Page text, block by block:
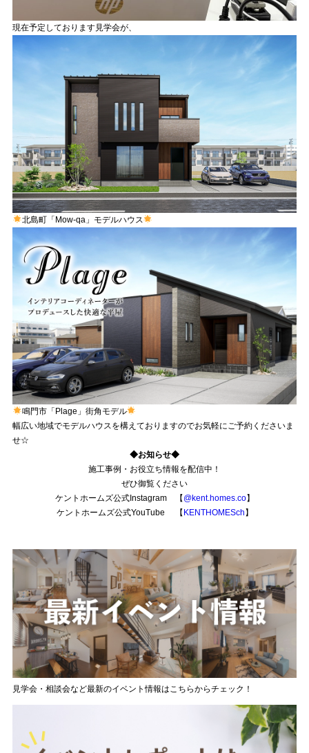
現在予定しております見学会が、
北島町「Mow-qa」モデルハウス
鳴門市「Plage」街角モデル
幅広い地域でモデルハウスを構えておりますのでお気軽にご予約くださいま
せ☆
◆お知らせ◆
施工事例・お役立ち情報を配信中！
ぜひ御覧ください
ケントホームズ公式Instagram 【 @kent.homes.co】
ケントホームズ公式YouTube 【 KENTHOMESch 】
見学会・相談会など最新のイベント情報はこちらからチェック！